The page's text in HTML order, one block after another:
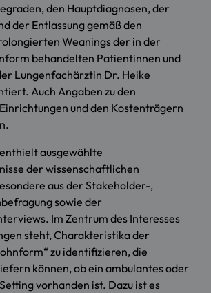
den Hauptdiagnosen, der
der Entlassung gemäß den
Weanings der in der
behandelten Patientinnen und
Lungenfachärztin Dr. Heike
Auch Angaben zu den
und den Kostenträgern
ausgewählte
der wissenschaftlichen
aus der Stakeholder-,
sowie der
Im Zentrum des Interesses
steht, Charakteristika der
zu identifizieren, die
können, ob ein ambulantes oder
vorhanden ist. Dazu ist es